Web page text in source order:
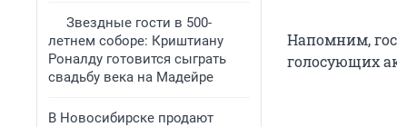
Звездные гости в 500-
летнем соборе: Криштиану
Роналду готовится сыграть
свадьбу века на Мадейре
В Новосибирске продают
Напомним,
голосующих